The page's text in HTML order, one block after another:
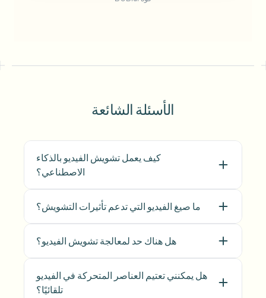
الأسئلة الشائعة
كيف يعمل تشويش الفيديو بالذكاء
الاصطناعي؟
ما صيغ الفيديو التي تدعم تأثيرات التشويش؟
هل هناك حد لمعالجة تشويش الفيديو؟
هل يمكنني تعتيم العناصر المتحركة في الفيديو
تلقائيًا؟